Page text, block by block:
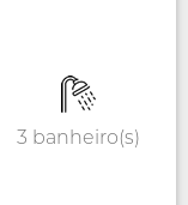
3 banheiro(s)